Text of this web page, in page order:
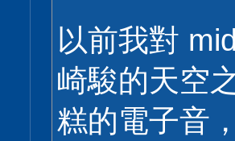
以前我對
崎駿的天空
糕的電子音